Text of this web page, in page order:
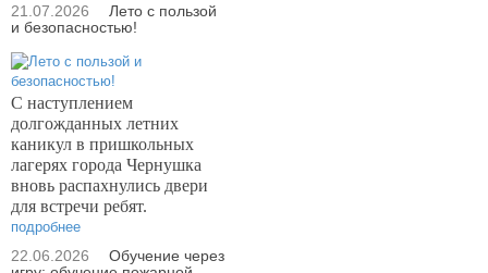
21.07.2026
Лето с пользой
и безопасностью!
С наступлением
долгожданных летних
каникул в пришкольных
лагерях города Чернушка
вновь распахнулись двери
для встречи ребят.
подробнее
22.06.2026
Обучение через